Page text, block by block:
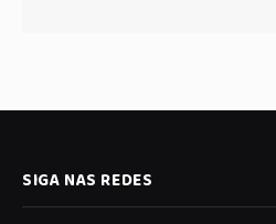
SIGA NAS REDES